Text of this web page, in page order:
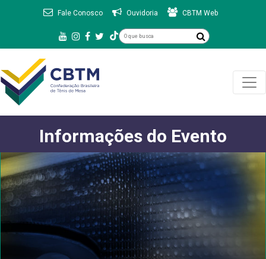
Fale Conosco Ouvidoria CBTM Web
Informações do Evento